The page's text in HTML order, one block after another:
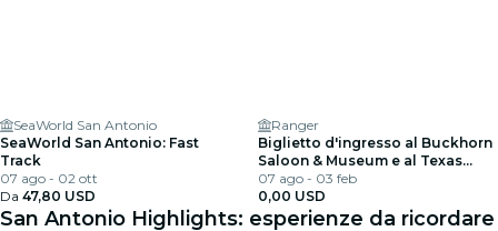
SeaWorld San Antonio
SeaWorld San Antonio: Fast
Track
07 ago - 02 ott
Da 47,80 USD
Ranger
Biglietto d'ingresso al Buckhorn
Saloon & Museum e al Texas
Ranger Museum
07 ago - 03 feb
0,00 USD
San Antonio Highlights: esperienze da ricordare